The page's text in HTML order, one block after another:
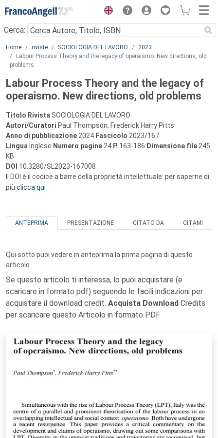
Menu
Cerca:
Main content
Home riviste SOCIOLOGIA DEL LAVORO
2023
Labour Process Theory and the legacy of operaismo. New directions, old
problems
Labour Process Theory and the legacy of
operaismo. New directions, old problems
Titolo Rivista SOCIOLOGIA DEL LAVORO
Autori/Curatori Paul Thompson, Frederick Harry Pitts
Anno di pubblicazione 2024 Fascicolo 2023/167
Lingua Inglese Numero pagine 24 P. 163-186 Dimensione file 245
KB
DOI 10.3280/SL2023-167008
Il DOI è il codice a barre della proprietà intellettuale: per saperne di
più clicca qui
ANTEPRIMA PRESENTAZIONE CITATO DA CITAMI
Qui sotto puoi vedere in anteprima la prima pagina di questo
articolo.
Se questo articolo ti interessa, lo puoi acquistare (e
scaricare in formato pdf) seguendo le facili indicazioni per
acquistare il download credit. Acquista Download Credits
per scaricare questo Articolo in formato PDF